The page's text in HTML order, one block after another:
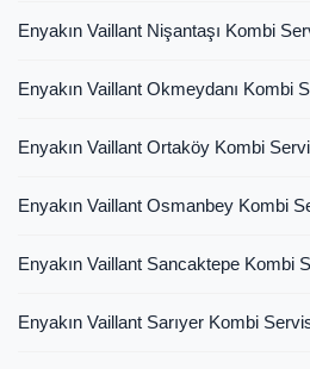
Enyakın Vaillant Nişantaşı Kombi
Enyakın Vaillant Okmeydanı Kombi
Enyakın Vaillant Ortaköy Kombi
Enyakın Vaillant Osmanbey Kombi
Enyakın Vaillant Sancaktepe Kombi
Enyakın Vaillant Sarıyer Kombi